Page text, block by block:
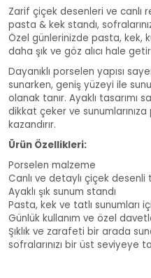
Zarif çiçek desenleri ve canlı
pasta & kek standı,
Özel günlerinizde pasta, kek,
daha şık ve göz alıcı hale
Dayanıklı porselen yapısı
sunarken, geniş yüzeyi ile
olanak tanır. Ayaklı
dikkat çeker ve
kazandırır.
Ürün Özellikleri:
Porselen malzeme
Canlı ve detaylı çiçek desenli
Ayaklı şık sunum standı
Pasta, kek ve tatlı sunumları
Günlük kullanım ve özel
Şıklık ve zarafeti bir arada
sofralarınızı bir üst seviyeye